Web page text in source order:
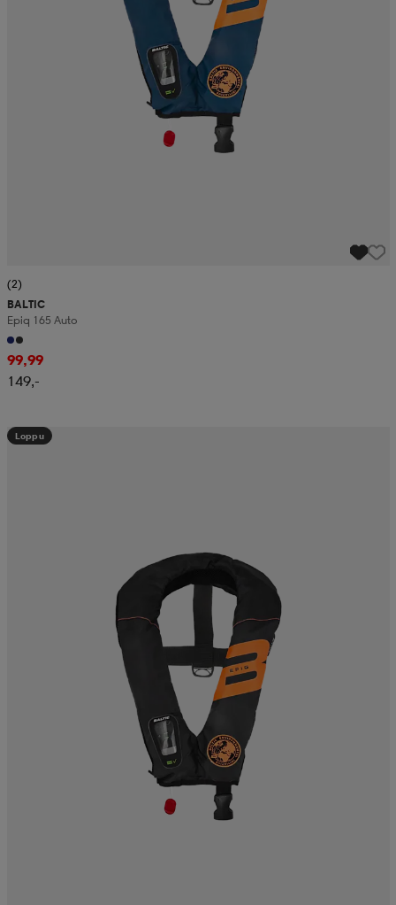
(2)
BALTIC
Epiq 165 Auto
99,99
149,-
Loppu